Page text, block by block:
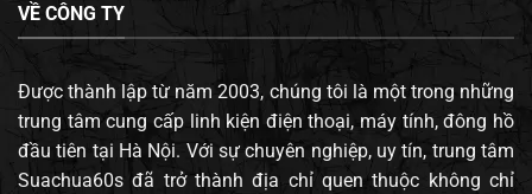
VỀ CÔNG TY
Được thành lập từ năm 2003, chúng tôi là một trong những
trung tâm cung cấp linh kiện điện thoại, máy tính, đông hồ
đầu tiên tại Hà Nội. Với sự chuyên nghiệp, uy tín, trung tâm
Suachua60s đã trở thành địa chỉ quen thuộc không chỉ